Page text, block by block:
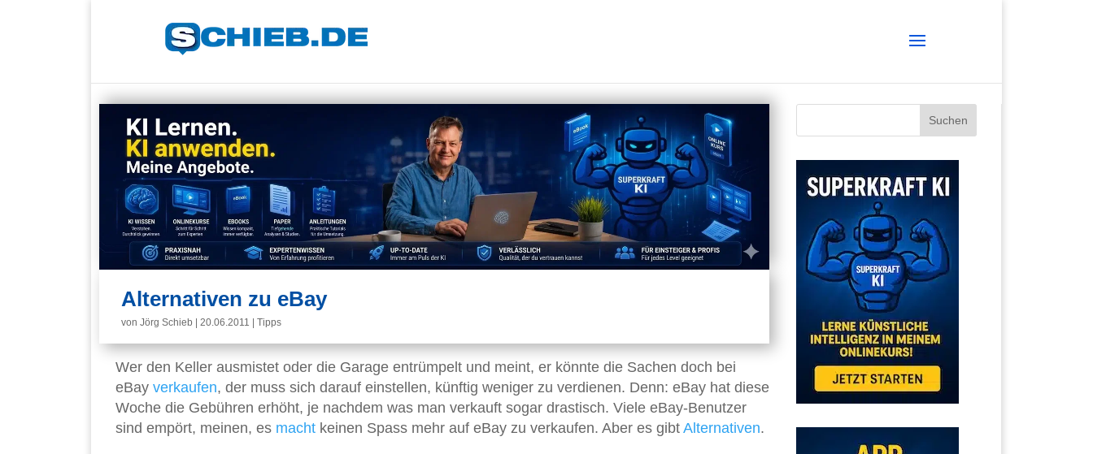
Alternativen zu eBay
von Jörg Schieb 20.06.2011 Tipps
Wer den Keller ausmistet oder die Garage entrümpelt und meint, er könnte die Sachen doch bei
eBay verkaufen, der muss sich darauf einstellen, künftig weniger zu verdienen. Denn: eBay hat diese
Woche die Gebühren erhöht, je nachdem was man verkauft sogar drastisch. Viele eBay-Benutzer
sind empört, meinen, es macht keinen Spass mehr auf eBay zu verkaufen. Aber es gibt Alternativen.